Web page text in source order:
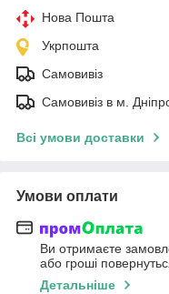
Нова Пошта
Укрпошта
Самовивіз
Самовивіз в м.
Всі умови доставки
Умови оплати
Ви отримаєте
або гроші
Детальніше